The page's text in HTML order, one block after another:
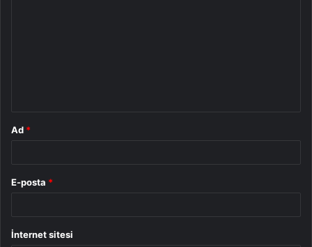
Ad *
E-posta *
İnternet sitesi